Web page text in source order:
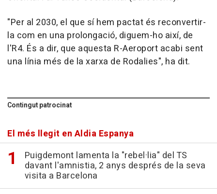
"Per al 2030, el que sí hem pactat és reconvertir-
la com en una prolongació, diguem-ho així, de
l'R4. És a dir, que aquesta R-Aeroport acabi sent
una línia més de la xarxa de Rodalies", ha dit.
Contingut patrocinat
El més llegit en Aldia Espanya
Puigdemont lamenta la "rebel·lia" del TS
davant l'amnistia, 2 anys després de la seva
visita a Barcelona